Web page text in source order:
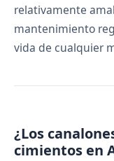
relativamente
mantenimiento
vida de cualquier
¿Los
cimientos en